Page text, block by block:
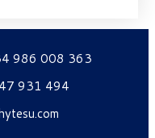
986 008 363
931 494